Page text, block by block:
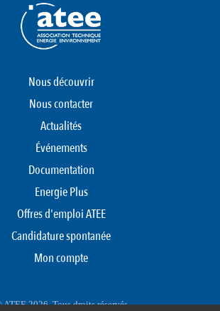
Nous découvrir
Nous contacter
Actualités
Événements
Documentation
Energie Plus
Offres d'emploi ATEE
Candidature spontanée
Mon compte
ATEE 2026. Tous droits réservés